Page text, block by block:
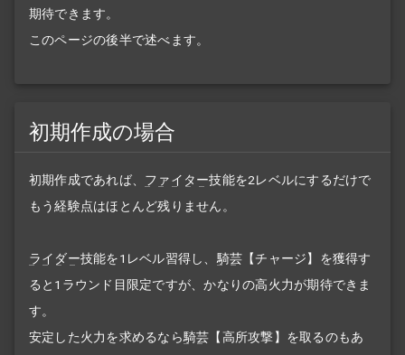
期待できます。
このページの後半で述べます。
初期作成の場合
初期作成であれば、 ファイター技能を2レベルにするだけで
もう経験点はほとんど残りません。
ライダー技能を1レベル習得し、騎芸 【チャージ】を獲得す
ると1ラウンド目限定ですが、かなりの高火力が期待できま
す。
安定した火力を求めるなら騎芸 【高所攻撃】を取るのもあ